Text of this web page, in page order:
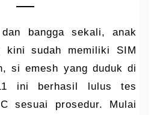
bangga sekali, anak
kini sudah memiliki SIM
si emesh yang duduk di
ini berhasil lulus tes
sesuai prosedur. Mulai